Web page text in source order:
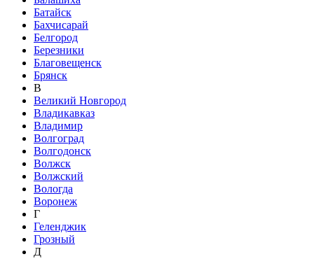
Батайск
Бахчисарай
Белгород
Березники
Благовещенск
Брянск
В
Великий Новгород
Владикавказ
Владимир
Волгоград
Волгодонск
Волжск
Волжский
Вологда
Воронеж
Г
Геленджик
Грозный
Д